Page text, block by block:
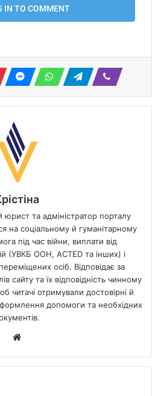
та адміністратор порталу
на соціальному й гуманітарному
під час війни, виплати від
(УВКБ ООН, ACTED та інших) і
осіб. Відповідає за
сайту та їх відповідність чинному
читачі отримували достовірні й
допомоги та необхідних